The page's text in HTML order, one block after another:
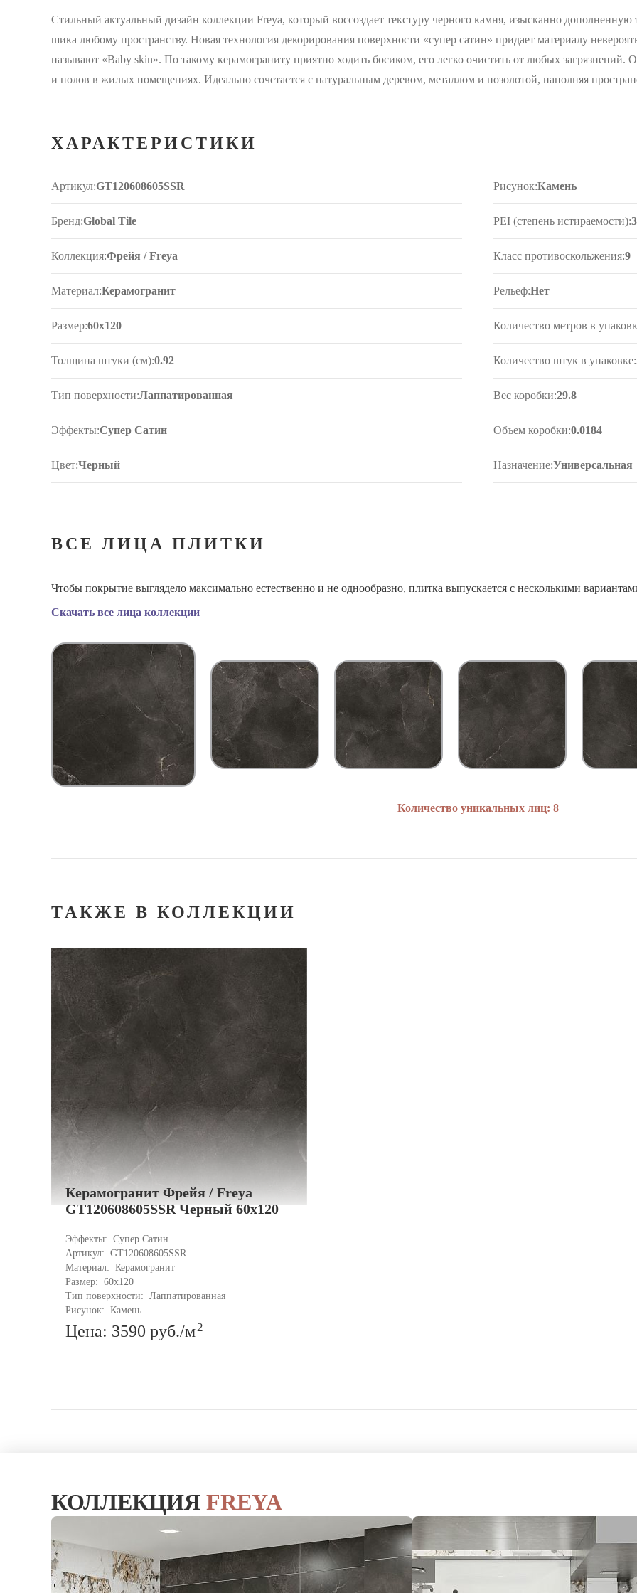
Стильный актуальный дизайн коллекции Freya, который воссоздает текстуру черного камня, изысканно
шика любому пространству. Новая технология декорирования поверхности «супер сатин» придает материалу
называют «Baby skin». По такому керамограниту приятно ходить босиком, его легко очистить от любых загрязнений.
и полов в жилых помещениях. Идеально сочетается с натуральным деревом, металлом и позолотой, наполняя
ХАРАКТЕРИСТИКИ
Артикул:GT120608605SSR
Бренд:Global Tile
Коллекция:Фрейя / Freya
Материал:Керамогранит
Размер:60x120
Толщина штуки (см):0.92
Тип поверхности:Лаппатированная
Эффекты:Супер Сатин
Цвет:Черный
Рисунок:Камень
PEI (степень истираемости):3
Класс противоскольжения:9
Рельеф:Нет
Количество метров в
Количество штук в упаковке:
Вес коробки:29.8
Объем коробки:0.0184
Назначение:Универсальная
ВСЕ ЛИЦА ПЛИТКИ
Чтобы покрытие выглядело максимально естественно и не однообразно, плитка выпускается с несколькими
Скачать все лица коллекции
Количество уникальных лиц: 8
ТАКЖЕ В КОЛЛЕКЦИИ
Керамогранит Фрейя / Freya
GT120608605SSR Черный 60x120
Эффекты: Супер Сатин
Артикул: GT120608605SSR
Материал: Керамогранит
Размер: 60x120
Тип поверхности: Лаппатированная
Рисунок: Камень
Цена: 3590 руб./м2
КОЛЛЕКЦИЯ FREYA